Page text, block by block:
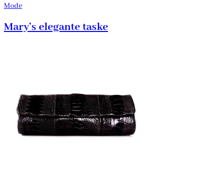
Mode
Mary’s elegante taske